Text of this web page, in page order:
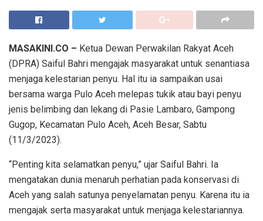
MASAKINI.CO – Ketua Dewan Perwakilan Rakyat Aceh
(DPRA) Saiful Bahri mengajak masyarakat untuk senantiasa
menjaga kelestarian penyu. Hal itu ia sampaikan usai
bersama warga Pulo Aceh melepas tukik atau bayi penyu
jenis belimbing dan lekang di Pasie Lambaro, Gampong
Gugop, Kecamatan Pulo Aceh, Aceh Besar, Sabtu
(11/3/2023).
“Penting kita selamatkan penyu,” ujar Saiful Bahri. Ia
mengatakan dunia menaruh perhatian pada konservasi di
Aceh yang salah satunya penyelamatan penyu. Karena itu ia
mengajak serta masyarakat untuk menjaga kelestariannya.